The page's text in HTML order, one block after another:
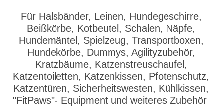
Für Halsbänder, Leinen, Hundegeschirre,
Beißkörbe, Kotbeutel, Schalen, Näpfe,
Hundemäntel, Spielzeug, Transportboxen,
Hundekörbe, Dummys, Agilityzubehör,
Kratzbäume, Katzenstreuschaufel,
Katzentoiletten, Katzenkissen, Pfotenschutz,
Katzentüren, Sicherheitswesten, Kühlkissen,
"FitPaws"- Equipment und weiteres Zubehör